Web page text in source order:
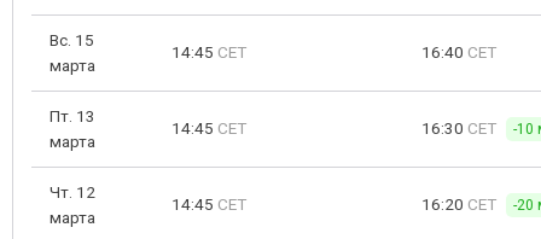
Вс. 15
марта
14:45 CET 16:40 CET
Пт. 13
марта
14:45 CET 16:30 CET -10
Чт. 12
марта
14:45 CET 16:20 CET -20